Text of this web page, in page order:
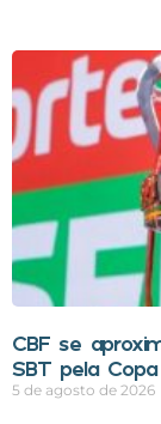
CBF se
SBT pela
5 de agosto de 2026